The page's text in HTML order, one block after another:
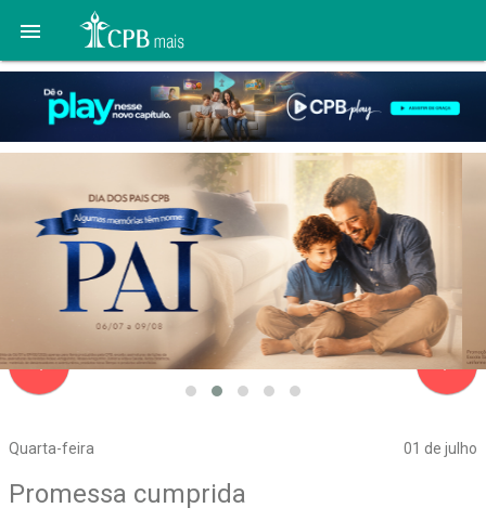

Quarta-feira 01 de julho
navigate_before
Promessa cumprida
navigate_next